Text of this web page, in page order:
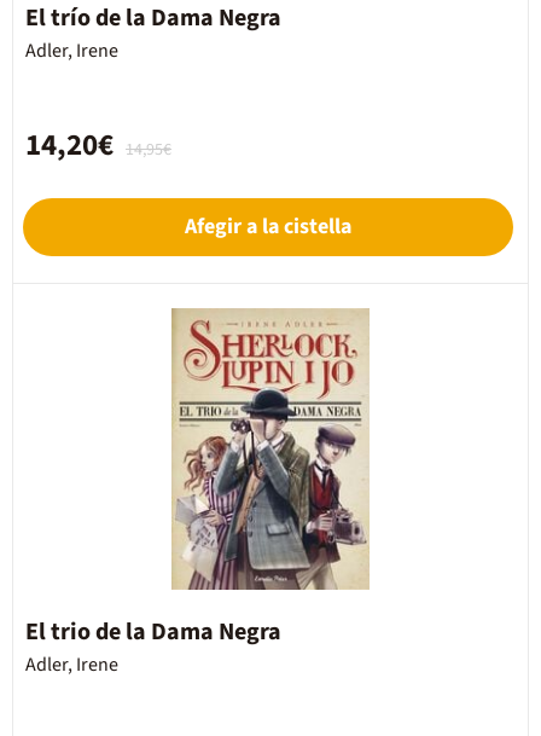
El trío de la Dama Negra
Adler, Irene
14,95€
14,20€
Afegir a la cistella
El trio de la Dama Negra
Adler, Irene